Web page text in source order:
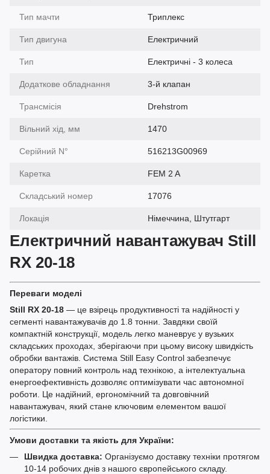
Тип мачти Триплекс
Тип двигуна Електричний
Тип Електричні - 3 колеса
Додаткове обладнання 3-й клапан
Трансмісія Drehstrom
Вільний хід, мм 1470
Серійний N° 516213G00969
Каретка FEM 2 A
Складський номер 17076
Локація Німеччина, Штутгарт
Електричний навантажувач Still
RX 20-18
Переваги моделі
Still RX 20-18 — це взірець продуктивності та надійності у
сегменті навантажувачів до 1.8 тонни. Завдяки своїй
компактній конструкції, модель легко маневрує у вузьких
складських проходах, зберігаючи при цьому високу швидкість
обробки вантажів. Система Still Easy Control забезпечує
оператору повний контроль над технікою, а інтелектуальна
енергоефективність дозволяє оптимізувати час автономної
роботи. Це надійний, ергономічний та довговічний
навантажувач, який стане ключовим елементом вашої
логістики.
Умови доставки та якість для України:
Швидка доставка: Організуємо доставку техніки протягом
10-14 робочих днів з нашого європейського складу.